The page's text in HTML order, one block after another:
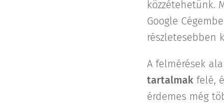
közzétehetünk.
Google
részletesebben
A felmérések
tartalmakfelé,
érdemes még